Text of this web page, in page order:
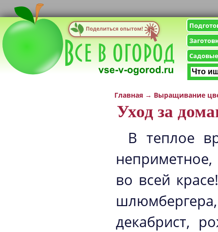
Главная → Выращивание
Уход за
В теплое
во всей
декабрист,